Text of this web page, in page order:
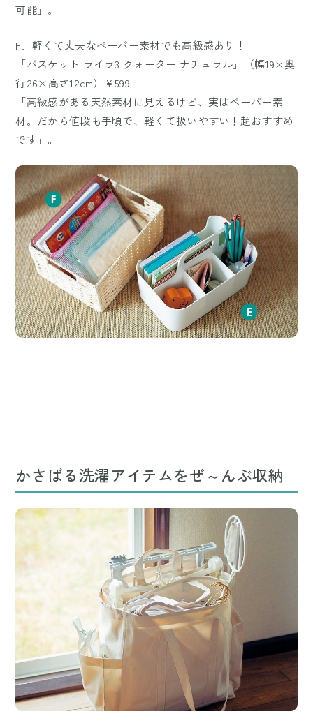
可能」。
F．軽くて丈夫なペーパー素材でも高級感あり！
「バスケット ライラ3 クォーター ナチュラル」（幅19×奥
行26×高さ12cm）￥599
「高級感がある天然素材に見えるけど、実はペーパー素
材。だから値段も手頃で、軽くて扱いやすい！超おすすめ
です」。
かさばる洗濯アイテムをぜ～んぶ収納